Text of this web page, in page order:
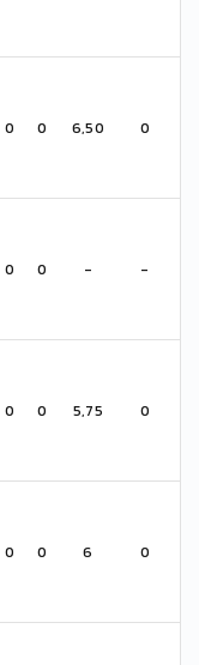
0 0 6,50 0
0 0 - -
0 0 5,75 0
0 0 6 0